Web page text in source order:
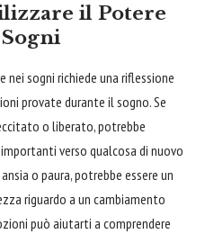
il Potere
sogni richiede una riflessione
provate durante il sogno. Se
o liberato, potrebbe
verso qualcosa di nuovo
o paura, potrebbe essere un
riguardo a un cambiamento
può aiutarti a comprendere